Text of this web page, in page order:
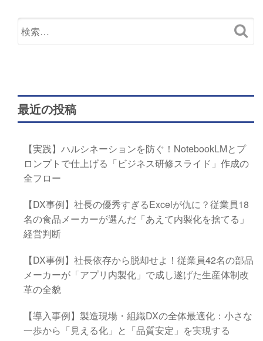
最近の投稿
【実践】ハルシネーションを防ぐ！NotebookLMとプ
ロンプトで仕上げる「ビジネス研修スライド」作成の
全フロー
【DX事例】社長の優秀すぎるExcelが仇に？従業員18
名の食品メーカーが選んだ「あえて内製化を捨てる」
経営判断
【DX事例】社長依存から脱却せよ！従業員42名の部品
メーカーが「アプリ内製化」で成し遂げた生産体制改
革の全貌
【導入事例】製造現場・組織DXの全体最適化：小さな
一歩から「見える化」と「品質安定」を実現する